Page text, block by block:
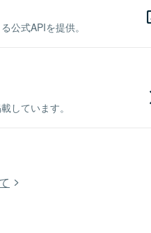
公式APIを提供。
しています。